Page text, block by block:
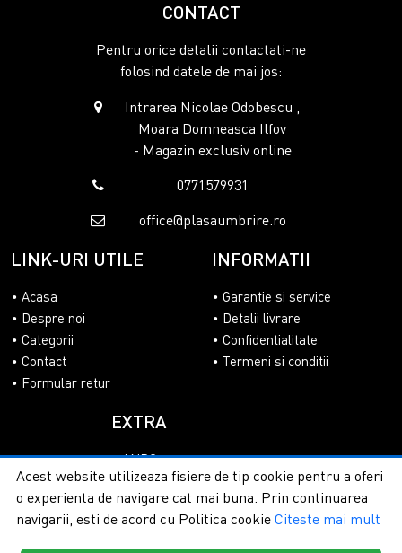
CONTACT
Pentru orice detalii contactati-ne
folosind datele de mai jos:
Intrarea Nicolae Odobescu ,
Moara Domneasca Ilfov
- Magazin exclusiv online
0771579931
office@plasaumbrire.ro
LINK-URI UTILE
Acasa
Despre noi
Categorii
Contact
Formular retur
INFORMATII
Garantie si service
Detalii livrare
Confidentialitate
Termeni si conditii
EXTRA
ANPC
SOL
Acest website utilizeaza fisiere de tip cookie pentru a oferi
o experienta de navigare cat mai buna. Prin continuarea
navigarii, esti de acord cu Politica cookie Citeste mai mult